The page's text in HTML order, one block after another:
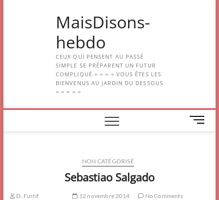
MaisDisons-
hebdo
CEUX QUI PENSENT AU PASSÉ
SIMPLE SE PRÉPARENT UN FUTUR
COMPLIQUÉ.= = = = VOUS ÊTES LES
BIENVENUS AU JARDIN DU DESSOUS
= = = = =
M
e
NON CATÉGORISÉ
Sebastiao Salgado
D. Furtif 12 novembre 2014 No Comments